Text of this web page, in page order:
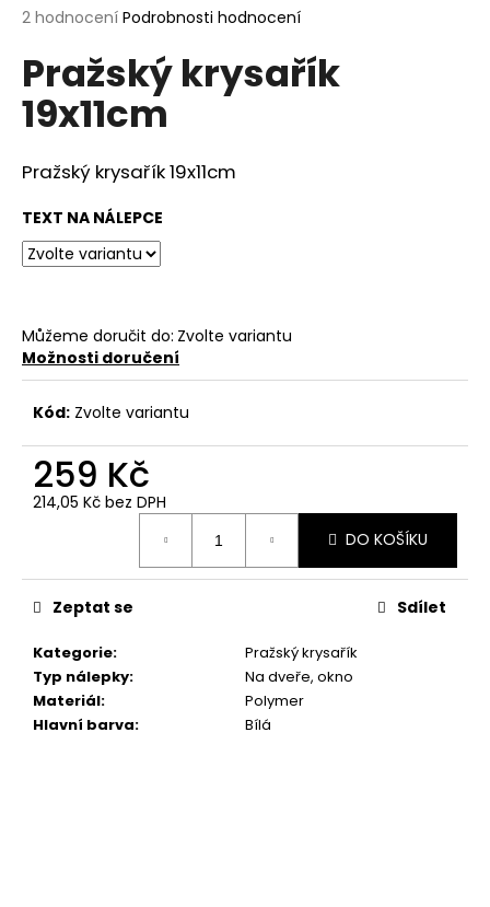
Průměrné
produktu
je
5,0
hvězdiček.
2 hodnocení Podrobnosti hodnocení
Pražský krysařík
19x11cm
Pražský krysařík 19x11cm
TEXT NA NÁLEPCE
Můžeme doručit do: Zvolte variantu
Možnosti doručení
Kód: Zvolte variantu
259 Kč
214,05 Kč bez DPH
DO KOŠÍKU
Kategorie:
Pražský krysařík
Typ nálepky:
Na dveře, okno
Materiál:
Polymer
Hlavní barva: Bílá
Zeptat se Sdílet
a
j
í
t
D
o
o
r
u
č
u
m
e
NÁLEPKA
PODLE
FOTKY